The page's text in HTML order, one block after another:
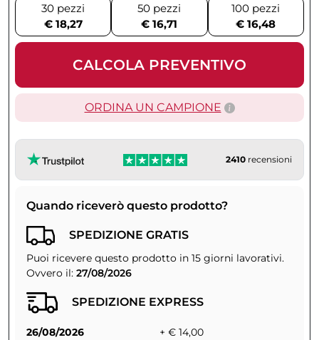
30 pezzi
€ 18,27
50 pezzi
€ 16,71
100 pezzi
€ 16,48
CALCOLA PREVENTIVO
ORDINA UN CAMPIONE
2410 recensioni
Quando riceverò questo prodotto?
SPEDIZIONE GRATIS
Puoi ricevere questo prodotto in 15 giorni lavorativi.
Ovvero il: 27/08/2026
SPEDIZIONE EXPRESS
26/08/2026
+ € 14,00